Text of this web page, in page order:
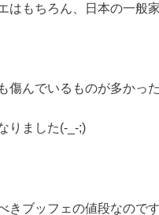
エはもちろん、日本の一般
傷んでいるものが多かっ
りました(-_-;)
きブッフェの値段なのです